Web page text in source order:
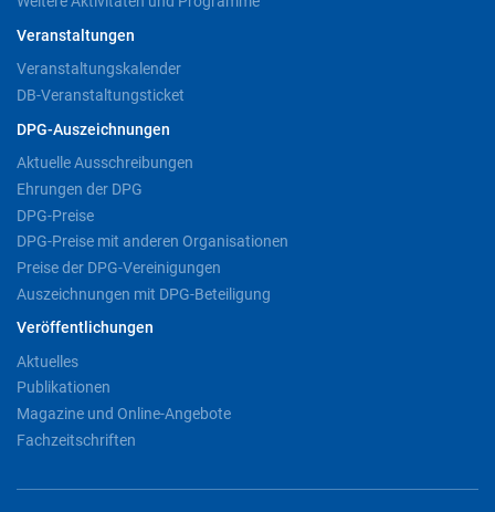
Veranstaltungen
Veranstaltungskalender
DB-Veranstaltungsticket
DPG-Auszeichnungen
Aktuelle Ausschreibungen
Ehrungen der DPG
DPG-Preise
DPG-Preise mit anderen Organisationen
Preise der DPG-Vereinigungen
Auszeichnungen mit DPG-Beteiligung
Veröffentlichungen
Aktuelles
Publikationen
Magazine und Online-Angebote
Fachzeitschriften